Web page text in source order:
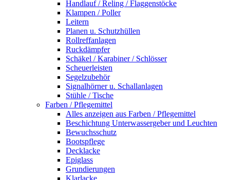
Handlauf / Reling / Flaggenstöcke
Klampen / Poller
Leitern
Planen u. Schutzhüllen
Rollreffanlagen
Ruckdämpfer
Schäkel / Karabiner / Schlösser
Scheuerleisten
Segelzubehör
Signalhörner u. Schallanlagen
Stühle / Tische
Farben / Pflegemittel
Alles anzeigen aus Farben / Pflegemittel
Beschichtung Unterwassergeber und Leuchten
Bewuchsschutz
Bootspflege
Decklacke
Epiglass
Grundierungen
Klarlacke